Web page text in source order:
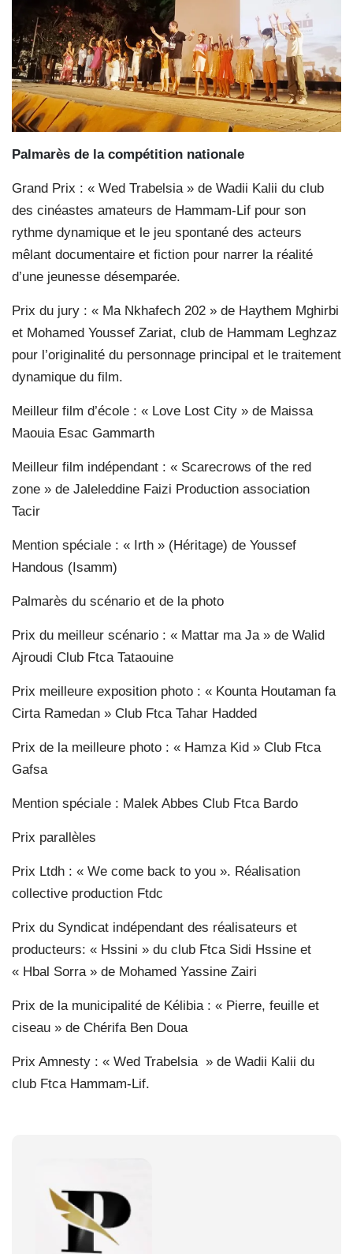
Palmarès de la compétition nationale
Grand Prix : « Wed Trabelsia » de Wadii Kalii du club
des cinéastes amateurs de Hammam-Lif pour son
rythme dynamique et le jeu spontané des acteurs
mêlant documentaire et fiction pour narrer la réalité
d’une jeunesse désemparée.
Prix du jury : « Ma Nkhafech 202 » de Haythem Mghirbi
et Mohamed Youssef Zariat, club de Hammam Leghzaz
pour l’originalité du personnage principal et le traitement
dynamique du film.
Meilleur film d’école : « Love Lost City » de Maissa
Maouia Esac Gammarth
Meilleur film indépendant : « Scarecrows of the red
zone » de Jaleleddine Faizi Production association
Tacir
Mention spéciale : « Irth » (Héritage) de Youssef
Handous (Isamm)
Palmarès du scénario et de la photo
Prix du meilleur scénario : « Mattar ma Ja » de Walid
Ajroudi Club Ftca Tataouine
Prix meilleure exposition photo : « Kounta Houtaman fa
Cirta Ramedan » Club Ftca Tahar Hadded
Prix de la meilleure photo : « Hamza Kid » Club Ftca
Gafsa
Mention spéciale : Malek Abbes Club Ftca Bardo
Prix parallèles
Prix Ltdh : « We come back to you ». Réalisation
collective production Ftdc
Prix du Syndicat indépendant des réalisateurs et
producteurs: « Hssini » du club Ftca Sidi Hssine et
« Hbal Sorra » de Mohamed Yassine Zairi
Prix de la municipalité de Kélibia : « Pierre, feuille et
ciseau » de Chérifa Ben Doua
Prix Amnesty : « Wed Trabelsia » de Wadii Kalii du
club Ftca Hammam-Lif.